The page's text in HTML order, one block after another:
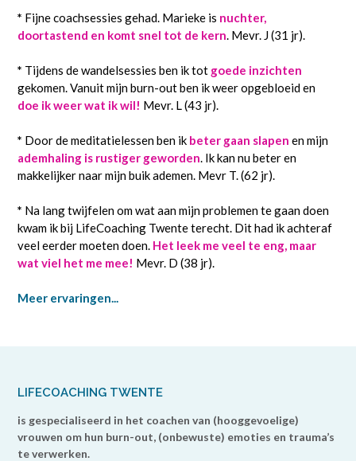
* Fijne coachsessies gehad. Marieke is nuchter,
doortastend en komt snel tot de kern. Mevr. J (31 jr).
* Tijdens de wandelsessies ben ik tot goede inzichten
gekomen. Vanuit mijn burn-out ben ik weer opgebloeid en
doe ik weer wat ik wil! Mevr. L (43 jr).
* Door de meditatielessen ben ik beter gaan slapen en mijn
ademhaling is rustiger geworden. Ik kan nu beter en
makkelijker naar mijn buik ademen. Mevr T. (62 jr).
* Na lang twijfelen om wat aan mijn problemen te gaan doen
kwam ik bij LifeCoaching Twente terecht. Dit had ik achteraf
veel eerder moeten doen. Het leek me veel te eng, maar
wat viel het me mee! Mevr. D (38 jr).
Meer ervaringen...
LIFECOACHING TWENTE
is gespecialiseerd in het coachen van (hooggevoelige)
vrouwen om hun burn-out, (onbewuste) emoties en trauma’s
te verwerken.